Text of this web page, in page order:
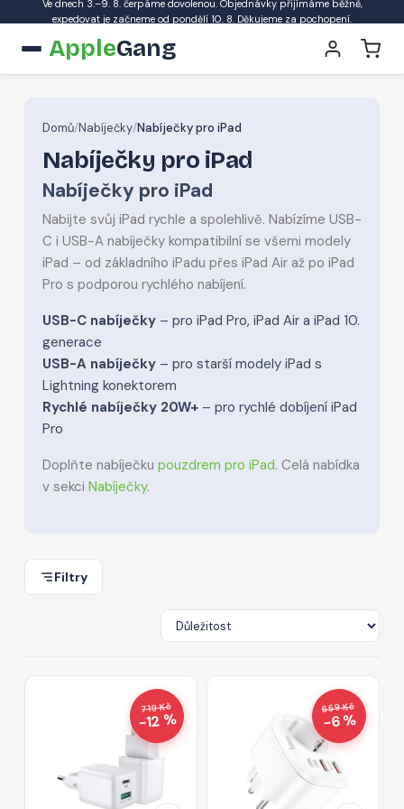
Ve dnech 3.–9. 8. čerpáme dovolenou. Objednávky přijímáme běžně,
expedovat je začneme od pondělí 10. 8. Děkujeme za pochopení.
AppleGang
Domů/Nabíječky/Nabíječky pro iPad
Nabíječky pro iPad
Nabíječky pro iPad
Nabijte svůj iPad rychle a spolehlivě. Nabízíme USB-
C i USB-A nabíječky kompatibilní se všemi modely
iPad – od základního iPadu přes iPad Air až po iPad
Pro s podporou rychlého nabíjení.
USB-C nabíječky – pro iPad Pro, iPad Air a iPad 10.
generace
USB-A nabíječky – pro starší modely iPad s
Lightning konektorem
Rychlé nabíječky 20W+ – pro rychlé dobíjení iPad
Pro
Doplňte nabíječku pouzdrem pro iPad. Celá nabídka
v sekci Nabíječky.
Filtry
719 Kč
−12 %
659 Kč
−6 %